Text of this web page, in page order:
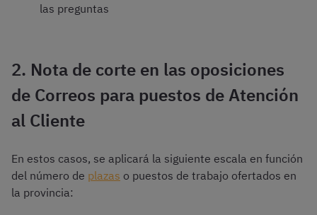
las preguntas
2. Nota de corte en las oposiciones
de Correos para puestos de Atención
al Cliente
En estos casos, se aplicará la siguiente escala en función
del número de plazas o puestos de trabajo ofertados en
la provincia: